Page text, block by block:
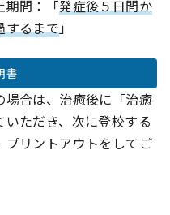
：「発症後５日間か
するまで」
書
合は、治癒後に「治癒
いただき、次に登校する
リントアウトをしてご